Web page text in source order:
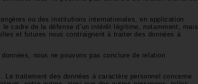
ou des institutions internationales, en application
cadre de la défense d’un intérêt légitime, notamment, mais
et futures nous contraignent à traiter des données à
nous ne pouvons pas conclure de relation
traitement des données à caractère personnel concerne